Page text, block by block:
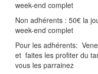
week-end complet
Non adhérents : 50€ la
week-end complet
Pour les adhérents:
et faites les profiter du
vous les parrainez